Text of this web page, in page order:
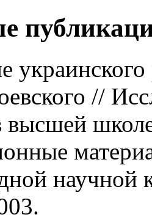
//
высшей
научной